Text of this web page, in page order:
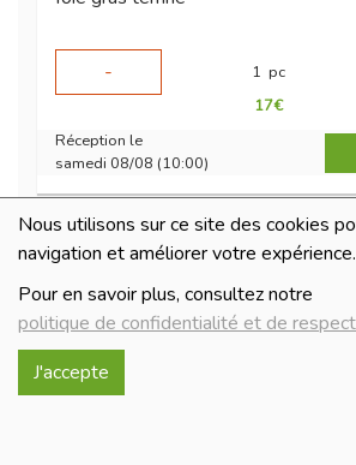
Nous utilisons sur ce site des cookies
navigation et améliorer votre expérience.
Pour en savoir plus, consultez notre
politique de confidentialité et de
J'accepte
-
1 pc
17€
Réception le
samedi 08/08 (10:00)